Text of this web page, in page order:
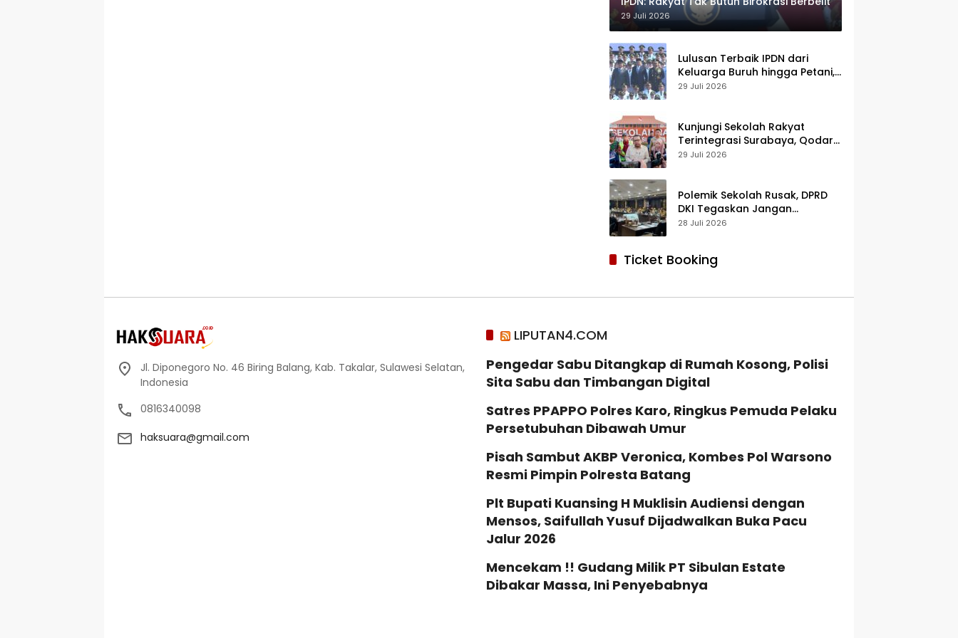
29 Juli 2026
Lulusan Terbaik IPDN dari
Keluarga Buruh hingga Petani,
Prabowo: Membanggakan Hati
29 Juli 2026
Kunjungi Sekolah Rakyat
Terintegrasi Surabaya, Qodari:
Fasilitasnya Setara Sekolah
29 Juli 2026
Polemik Sekolah Rusak, DPRD
DKI Tegaskan Jangan
Salahkan Pusat
28 Juli 2026
Ticket Booking
Jl. Diponegoro No. 46 Biring Balang, Kab. Takalar, Sulawesi Selatan,
Indonesia
0816340098
haksuara@gmail.com
LIPUTAN4.COM
Pengedar Sabu Ditangkap di Rumah Kosong, Polisi
Sita Sabu dan Timbangan Digital
Satres PPAPPO Polres Karo, Ringkus Pemuda Pelaku
Persetubuhan Dibawah Umur
Pisah Sambut AKBP Veronica, Kombes Pol Warsono
Resmi Pimpin Polresta Batang
Plt Bupati Kuansing H Muklisin Audiensi dengan
Mensos, Saifullah Yusuf Dijadwalkan Buka Pacu
Jalur 2026
Mencekam !! Gudang Milik PT Sibulan Estate
Dibakar Massa, Ini Penyebabnya